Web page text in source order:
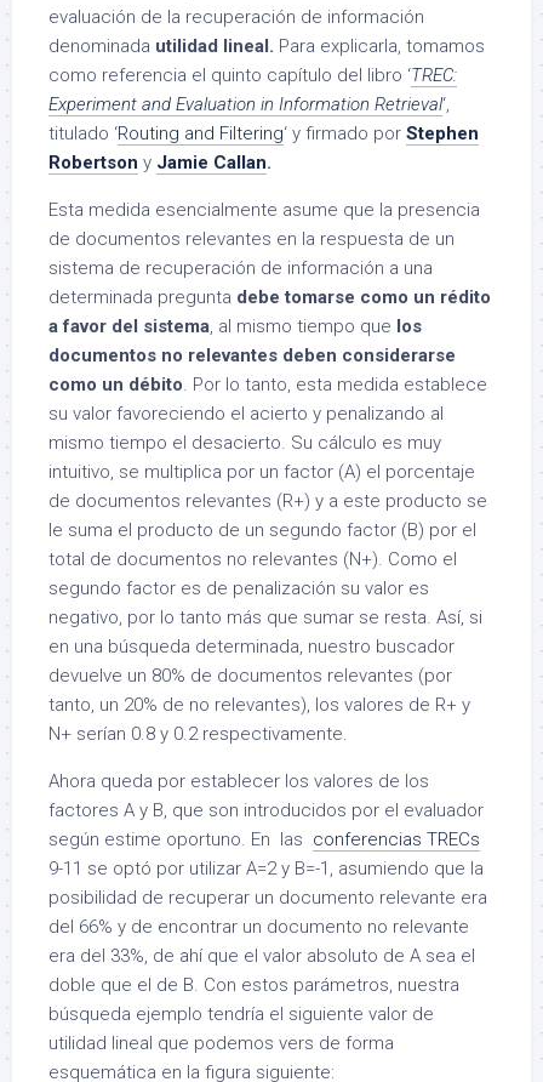
evaluación de la recuperación de información
denominada utilidad lineal. Para explicarla, tomamos
como referencia el quinto capítulo del libro ‘TREC:
Experiment and Evaluation in Information Retrieval‘,
titulado ‘Routing and Filtering‘ y firmado por Stephen
Robertson y Jamie Callan.
Esta medida esencialmente asume que la presencia
de documentos relevantes en la respuesta de un
sistema de recuperación de información a una
determinada pregunta debe tomarse como un rédito
a favor del sistema, al mismo tiempo que los
documentos no relevantes deben considerarse
como un débito. Por lo tanto, esta medida establece
su valor favoreciendo el acierto y penalizando al
mismo tiempo el desacierto. Su cálculo es muy
intuitivo, se multiplica por un factor (A) el porcentaje
de documentos relevantes (R+) y a este producto se
le suma el producto de un segundo factor (B) por el
total de documentos no relevantes (N+). Como el
segundo factor es de penalización su valor es
negativo, por lo tanto más que sumar se resta. Así, si
en una búsqueda determinada, nuestro buscador
devuelve un 80% de documentos relevantes (por
tanto, un 20% de no relevantes), los valores de R+ y
N+ serían 0.8 y 0.2 respectivamente.
Ahora queda por establecer los valores de los
factores A y B, que son introducidos por el evaluador
según estime oportuno. En las conferencias TRECs
9-11 se optó por utilizar A=2 y B=-1, asumiendo que la
posibilidad de recuperar un documento relevante era
del 66% y de encontrar un documento no relevante
era del 33%, de ahí que el valor absoluto de A sea el
doble que el de B. Con estos parámetros, nuestra
búsqueda ejemplo tendría el siguiente valor de
utilidad lineal que podemos vers de forma
esquemática en la figura siguiente: